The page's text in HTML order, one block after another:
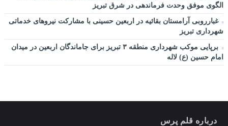
الگوی موفق وحدت فرماندهی در شرق تبریز
غبارروبی آرامستان بقائیه در اربعین حسینی با مشارکت نیروهای خدماتی
شهرداری تبریز
برپایی موکب شهرداری منطقه ۳ تبریز برای جاماندگان اربعین در میدان
امام حسین (ع) لاله
درباره قلم پرس